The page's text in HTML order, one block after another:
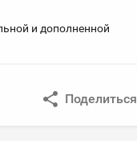
и дополненной
Поделиться